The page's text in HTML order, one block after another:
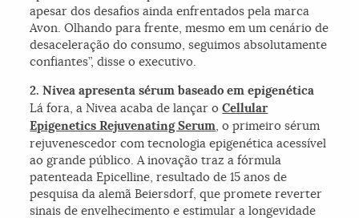
apesar dos desafios ainda enfrentados pela marca
Avon. Olhando para frente, mesmo em um cenário de
desaceleração do consumo, seguimos absolutamente
confiantes”, disse o executivo.
2. Nivea apresenta sérum baseado em epigenética
Lá fora, a Nivea acaba de lançar oCellular
Epigenetics Rejuvenating Serum, o primeiro sérum
rejuvenescedor com tecnologia epigenética acessível
ao grande público. A inovação traz a fórmula
patenteadaEpicelline, resultado de 15 anos de
pesquisa da alemã Beiersdorf, que promete reverter
sinais de envelhecimento e estimular a longevidade